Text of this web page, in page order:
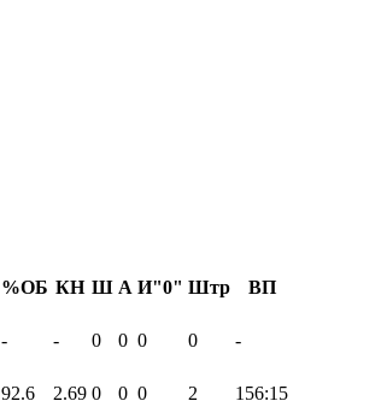
%ОБ КН Ш А И"0" Штр
ВП
- - 0 0 0 0
-
92.6 2.69 0 0 0 2
156:15